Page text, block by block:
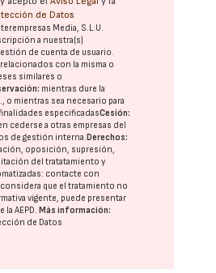
de Datos
Media, S.L.U.
a nuestra(s)
de cuenta de usuario.
con la misma o
similares o
mientras dure la
o mientras sea necesario para
finalidades especificadasCesión:
cederse a otras empresas del
de gestión interna. Derechos:
oposición, supresión,
del tratatamiento y
contacte con
considera que el tratamiento no
vigente, puede presentar
laAEPD. Más información:
de Datos